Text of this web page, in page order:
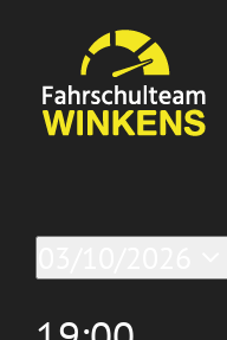
springen
für
Datum
wählen.